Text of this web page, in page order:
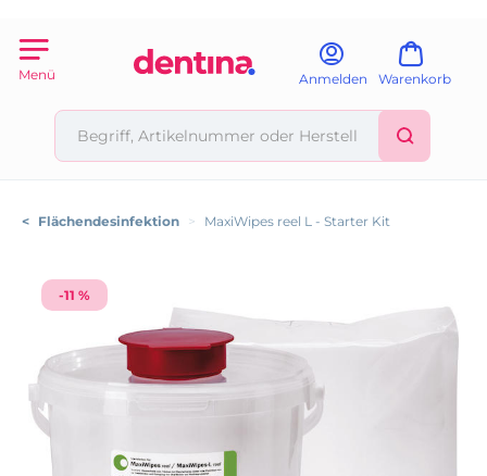
Menü Anmelden Warenkorb
< Flächendesinfektion > MaxiWipes reel L - Starter Kit
-11 %